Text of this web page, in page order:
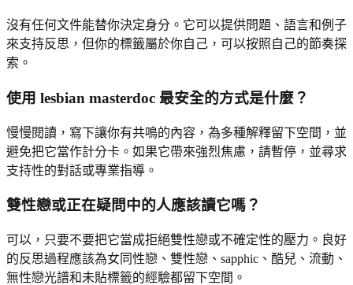
沒有任何文件能替你決定身分。它可以提供問題、語言和例子
來支持反思，但你的標籤屬於你自己，可以按照自己的節奏探
索。
使用 lesbian masterdoc 最安全的方式是什麼？
慢慢閱讀，寫下讓你有共鳴的內容，為多種解釋留下空間，並
避免把它當作計分卡。如果它帶來強烈焦慮，請暫停，並尋求
支持性的對話或專業指導。
雙性戀或正在疑問中的人應該讀它嗎？
可以，只要不要把它當成拒絕雙性戀或不確定性的壓力。良好
的反思過程應該為女同性戀、雙性戀、sapphic、酷兒、流動、
無性戀光譜和未貼標籤的經驗都留下空間。